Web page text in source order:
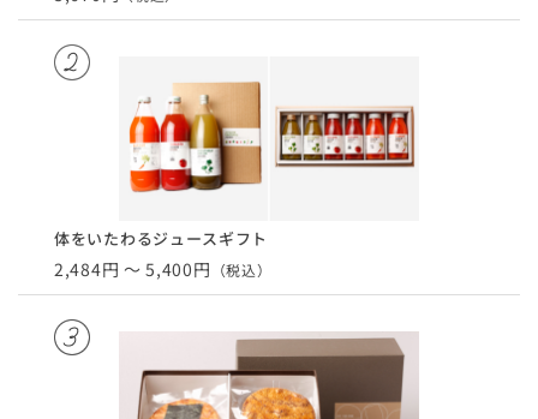
体をいたわるジュースギフト
2,484円 ～ 5,400円 （税込）